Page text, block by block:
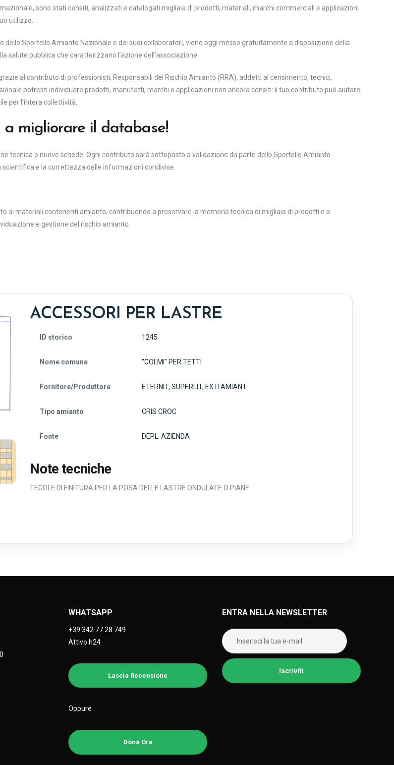
sono stati censiti, analizzati e catalogati migliaia di prodotti, materiali, marchi commerciali e applicazioni
utilizzo.
Sportello Amianto Nazionale e dei suoi collaboratori, viene oggi messo gratuitamente a disposizione della
salute pubblica che caratterizzano l’azione dell’associazione.
al contributo di professionisti, Responsabili del Rischio Amianto (RRA), addetti al censimento, tecnici,
potresti individuare prodotti, manufatti, marchi o applicazioni non ancora censiti: il tuo contributo può aiutare
per l’intera collettività.
a migliorare il database!
tecnica o nuove schede. Ogni contributo sarà sottoposto a validazione da parte dello Sportello Amianto
e la correttezza delle informazioni condivise.
ai materiali contenenti amianto, contribuendo a preservare la memoria tecnica di migliaia di prodotti e a
e gestione del rischio amianto.
ACCESSORI PER LASTRE
ID storico 1245
Nome comune "COLMI" PER TETTI
Fornitore/Produttore ETERNIT, SUPERLIT, EX ITAMIANT
Tipo amianto CRIS CROC
Fonte DEPL. AZIENDA
Note tecniche
TEGOLE DI FINITURA PER LA POSA DELLE LASTRE ONDULATE O PIANE
WHATSAPP
+39 342 77 28 749
Attivo h24
Lascia Recensione
Oppure
Dona Ora
ENTRA NELLA NEWSLETTER